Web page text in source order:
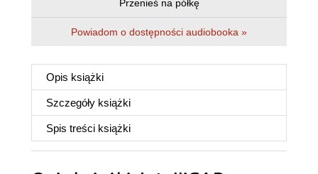
Przenieś na półkę
Powiadom o dostępności audiobooka »
Opis książki
Szczegóły książki
Spis treści książki